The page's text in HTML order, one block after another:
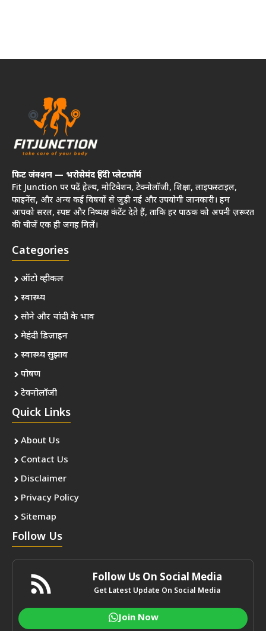
फिट जंक्शन — भरोसेमंद हिंदी प्लेटफॉर्म
Fit Junction पर पढ़ें हेल्थ, मोटिवेशन, टेक्नोलॉजी, शिक्षा, लाइफस्टाइल,
फाइनेंस, और अन्य कई विषयों से जुड़ी नई और उपयोगी जानकारी। हम
आपको सरल, स्पष्ट और निष्पक्ष कंटेंट देते हैं, ताकि हर पाठक को अपनी ज़रूरत
की चीजें एक ही जगह मिलें।
Categories
ऑटो व्हीकल
स्वास्थ्य
सोने और चांदी के भाव
मेहंदी डिज़ाइन
स्वास्थ्य सुझाव
पोषण
टेक्नोलॉजी
Quick Links
About Us
Contact Us
Disclaimer
Privacy Policy
Sitemap
Follow Us
Follow Us On Social Media
Get Latest Update On Social Media
Join Now